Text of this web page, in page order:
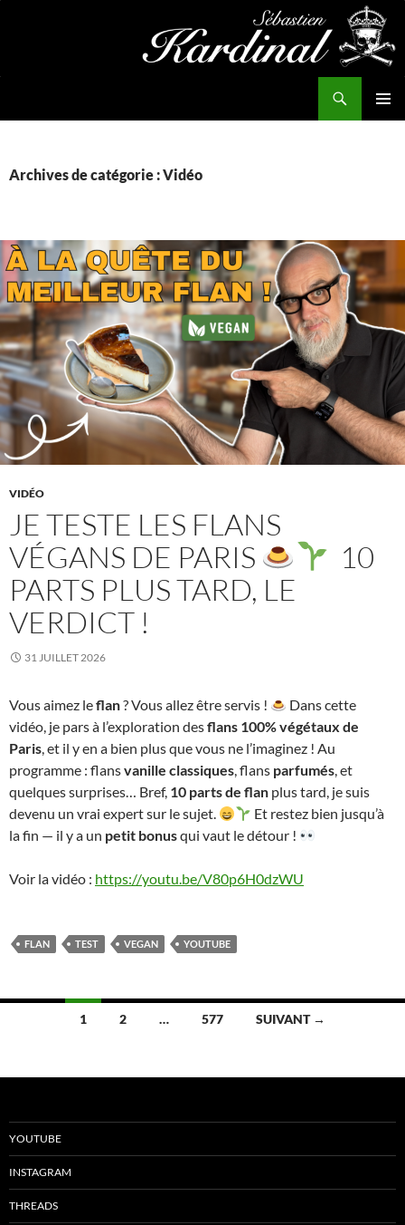
Archives de catégorie : Vidéo
VIDÉO
JE TESTE LES FLANS
VÉGANS DE PARIS
10
PARTS PLUS TARD, LE
VERDICT !
31 JUILLET 2026
Vous aimez leflan? Vous allez être servis !
Dans cette
vidéo, je pars à l’exploration desflans 100% végétaux de
Paris, et il y en a bien plus que vous ne l’imaginez ! Au
programme : flansvanille classiques, flans parfumés, et
quelques surprises… Bref, 10 parts de flan plus tard, je suis
devenu un vrai expert sur le sujet.
Et restez bien jusqu’à
la fin — il y a un petit bonusqui vaut le détour !
Voir la vidéo : https://youtu.be/V80p6H0dzWU
FLAN TEST VEGAN YOUTUBE
Navigation
articles
1 2 … 577 SUIVANT →
YOUTUBE
INSTAGRAM
THREADS